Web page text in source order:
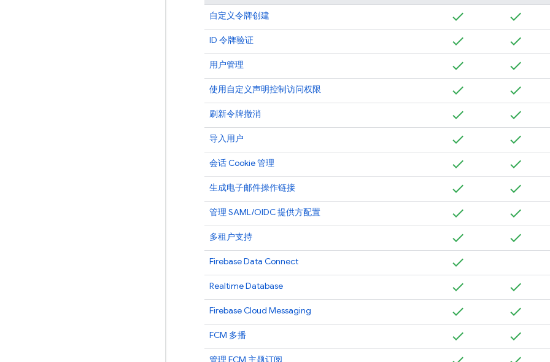
自定义令牌创建
ID 令牌验证
用户管理
使用自定义声明控制访问权限
刷新令牌撤消
导入用户
会话 Cookie 管理
生成电子邮件操作链接
管理 SAML/OIDC 提供方配置
多租户支持
Firebase Data Connect
Realtime Database
Firebase Cloud Messaging
FCM 多播
管理 FCM 主题订阅